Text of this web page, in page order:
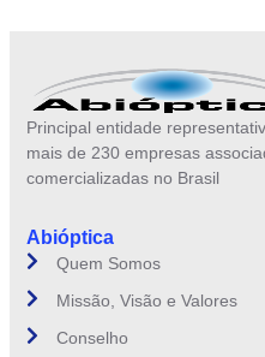
Principal entidade
mais de 230 empresas
comercializadas no Brasil
Abióptica
Quem Somos
Missão, Visão e Valores
Conselho